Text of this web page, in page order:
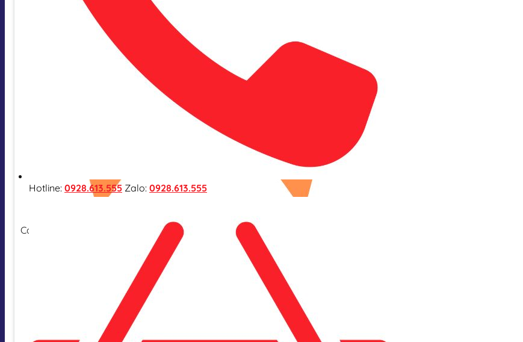
Hotline: 0928.613.555 Zalo: 0928.613.555
Cam kết hàng nhập khẩu chính hãng